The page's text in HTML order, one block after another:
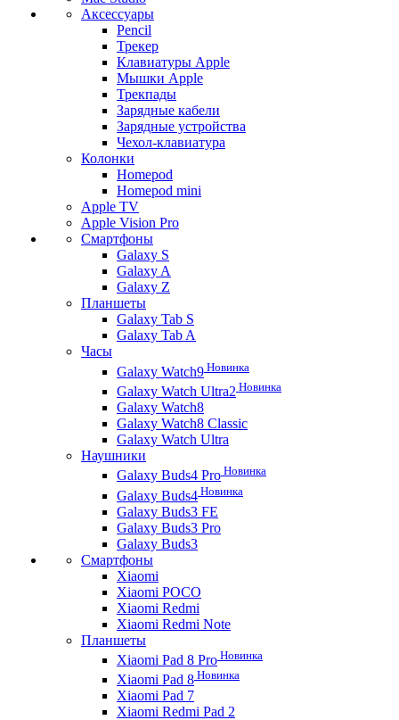
Аксессуары
Pencil
Трекер
Клавиатуры Apple
Мышки Apple
Трекпады
Зарядные кабели
Зарядные устройства
Чехол-клавиатура
Колонки
Homepod
Homepod mini
Apple TV
Apple Vision Pro
Смартфоны
Galaxy S
Galaxy A
Galaxy Z
Планшеты
Galaxy Tab S
Galaxy Tab A
Часы
Galaxy Watch9 Новинка
Galaxy Watch Ultra2 Новинка
Galaxy Watch8
Galaxy Watch8 Classic
Galaxy Watch Ultra
Наушники
Galaxy Buds4 Pro Новинка
Galaxy Buds4 Новинка
Galaxy Buds3 FE
Galaxy Buds3 Pro
Galaxy Buds3
Смартфоны
Xiaomi
Xiaomi POCO
Xiaomi Redmi
Xiaomi Redmi Note
Планшеты
Xiaomi Pad 8 Pro Новинка
Xiaomi Pad 8 Новинка
Xiaomi Pad 7
Xiaomi Redmi Pad 2